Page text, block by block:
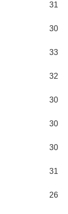
31
30
33
32
30
30
30
31
26